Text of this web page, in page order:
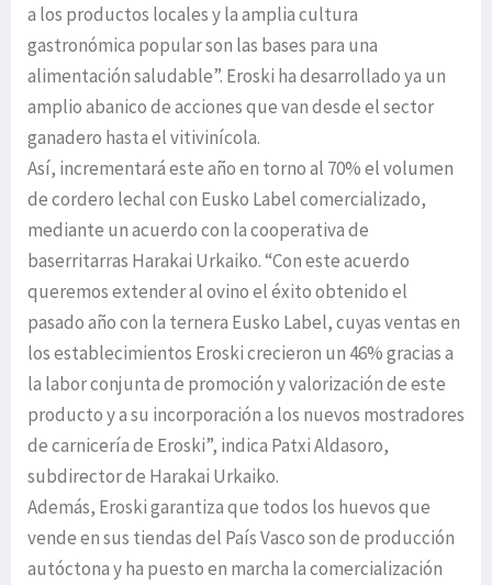
a los productos locales y la amplia cultura
gastronómica popular son las bases para una
alimentación saludable”. Eroski ha desarrollado ya un
amplio abanico de acciones que van desde el sector
ganadero hasta el vitivinícola.
Así, incrementará este año en torno al 70% el volumen
de cordero lechal con Eusko Label comercializado,
mediante un acuerdo con la cooperativa de
baserritarras Harakai Urkaiko. “Con este acuerdo
queremos extender al ovino el éxito obtenido el
pasado año con la ternera Eusko Label, cuyas ventas en
los establecimientos Eroski crecieron un 46% gracias a
la labor conjunta de promoción y valorización de este
producto y a su incorporación a los nuevos mostradores
de carnicería de Eroski”, indica Patxi Aldasoro,
subdirector de Harakai Urkaiko.
Además, Eroski garantiza que todos los huevos que
vende en sus tiendas del País Vasco son de producción
autóctona y ha puesto en marcha la comercialización